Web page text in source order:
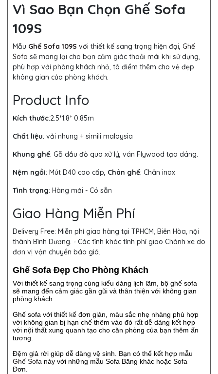
Vì Sao Bạn Chọn Ghế Sofa
109S
Mẫu Ghế Sofa 109S với thiết kế sang trọng hiện đại, Ghế
Sofa sẽ mang lại cho bạn cảm giác thoải mái khi sử dụng,
phù hợp với phòng khách nhỏ, tô điểm thêm cho vẻ đẹp
không gian của phòng khách.
Product Info
Kích thước:2.5*1.8* 0.85m
Chất liệu: vải nhung + simili malaysia
Khung ghế: Gỗ dầu đỏ qua xử lý, ván Flywood tạo dáng.
Nệm ngồi: Mút D40 cao cấp, Chân ghế: Chân inox
Tình trạng: Hàng mới - Có sẵn
Giao Hàng Miễn Phí
Delivery Free: Miễn phí giao hàng tại TPHCM, Biên Hòa, nội
thành Bình Dương. - Các tỉnh khác tính phí giao Chành xe do
đơn vị vận chuyển báo giá.
Ghế Sofa Đẹp Cho Phòng Khách
Với thiết kế sang trọng cùng kiểu dáng lịch lãm, bộ ghế sofa
sẽ mang đến cảm giác gần gũi và thân thiện với không gian
phòng khách.
Ghế sofa với thiết kế đơn giản, màu sắc nhẹ nhàng phù hợp
với không gian bị hạn chế thêm vào đó rất dễ dàng kết hợp
với nội thất xung quanh tạo cho căn phòng của bạn thêm ấn
tượng.
Đệm giả rời giúp dễ dàng vệ sinh. Bạn có thể kết hợp mẫu
Ghế Sofa này với những mẫu Sofa Băng khác hoặc Sofa
Đơn.